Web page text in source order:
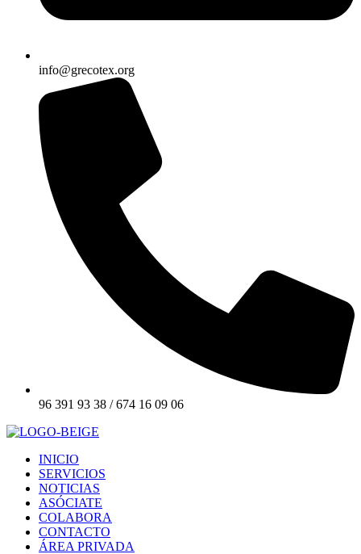
info@grecotex.org
96 391 93 38 / 674 16 09 06
INICIO
SERVICIOS
NOTICIAS
ASÓCIATE
COLABORA
CONTACTO
ÁREA PRIVADA